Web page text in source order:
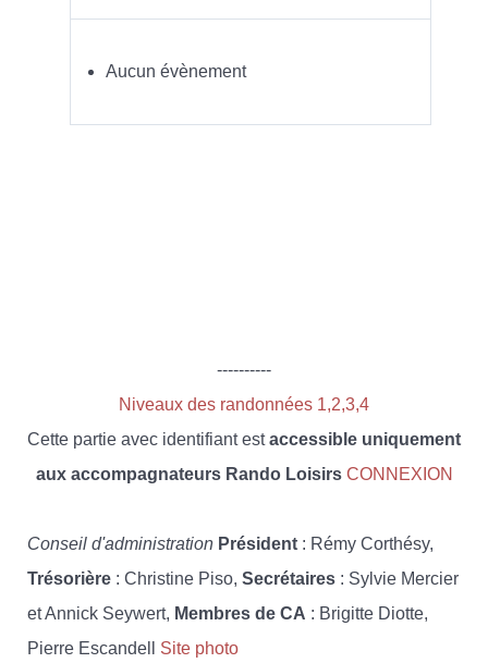
Aucun évènement
----------
Niveaux des randonnées 1,2,3,4
Cette partie avec identifiant estaccessible uniquement
aux accompagnateurs Rando Loisirs CONNEXION
Conseil d'administration Président : Rémy Corthésy,
Trésorière : Christine Piso, Secrétaires : Sylvie Mercier
et Annick Seywert, Membres de CA : Brigitte Diotte,
Pierre Escandell Site photo